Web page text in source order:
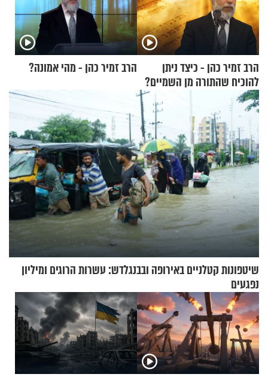
הרב זמיר כהן - כיצד ניתן
להוכיח שהתורה מן השמיים?
הרב זמיר כהן - מהי אמונה?
שיטפונות קטלניים באירופה ובבנגלדש: עשרות הרוגים ומיליון
נפגעים